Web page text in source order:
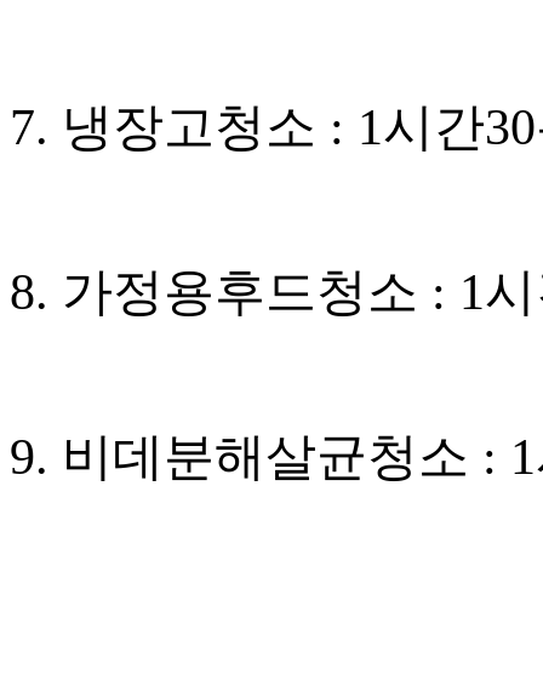
7. 냉장고청소 : 1시간
8. 가정용후드청소 : 1
9. 비데분해살균청소 :